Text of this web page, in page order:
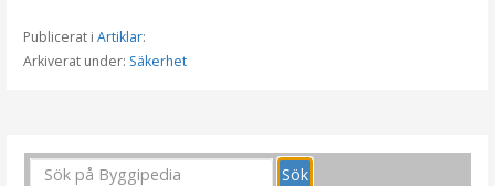
Publicerat i Artiklar:
Arkiverat under: Säkerhet